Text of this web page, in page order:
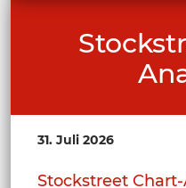
31. Juli 2026
Stockstreet